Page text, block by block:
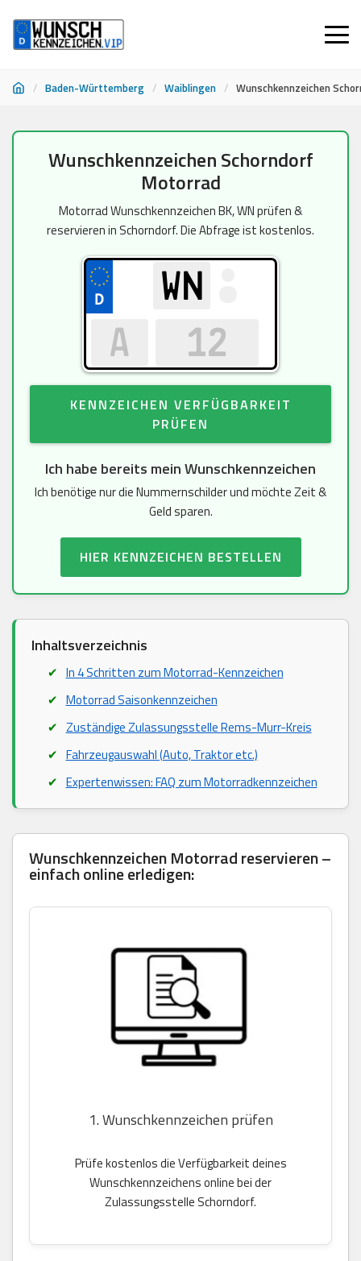
/ Baden-Württemberg / Waiblingen / Wunschkennzeichen
Wunschkennzeichen Schorndorf
Motorrad
Motorrad Wunschkennzeichen BK, WN prüfen &
reservieren in Schorndorf. Die Abfrage ist kostenlos.
KENNZEICHEN VERFÜGBARKEIT
PRÜFEN
Ich habe bereits mein Wunschkennzeichen
Ich benötige nur die Nummernschilder und möchte Zeit &
Geld sparen.
HIER KENNZEICHEN BESTELLEN
Inhaltsverzeichnis
In 4 Schritten zum Motorrad-Kennzeichen
Motorrad Saisonkennzeichen
Zuständige Zulassungsstelle Rems-Murr-Kreis
Fahrzeugauswahl (Auto, Traktor etc.)
Expertenwissen: FAQ zum Motorradkennzeichen
Wunschkennzeichen Motorrad reservieren –
einfach online erledigen:
1. Wunschkennzeichen prüfen
Prüfe kostenlos die Verfügbarkeit deines
Wunschkennzeichens online bei der
Zulassungsstelle Schorndorf.